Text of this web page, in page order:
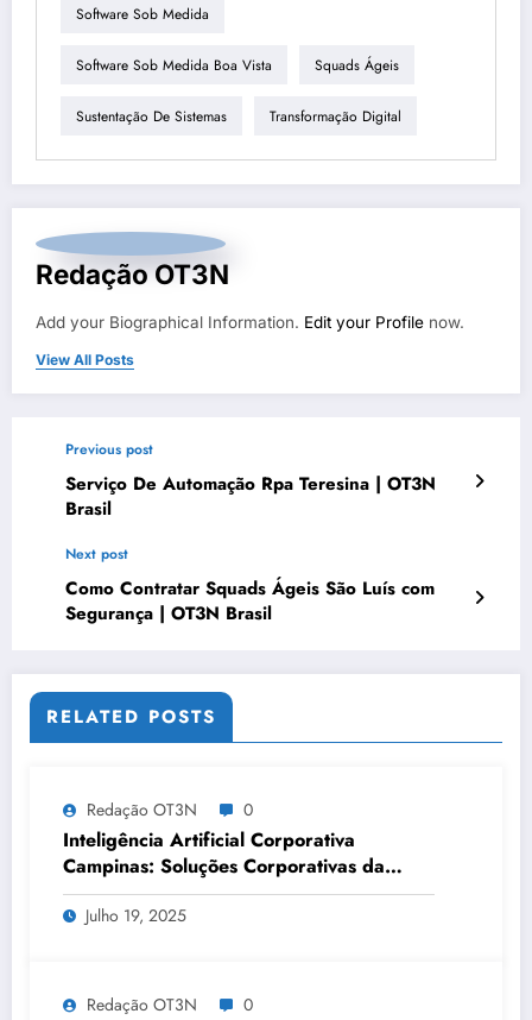
Software Sob Medida
Software Sob Medida Boa Vista Squads Ágeis
Sustentação De Sistemas Transformação Digital
Redação OT3N
Add your Biographical Information. Edit your Profile now.
View All Posts
Previous post
Serviço De Automação Rpa Teresina | OT3N
Brasil
Next post
Como Contratar Squads Ágeis São Luís com
Segurança | OT3N Brasil
RELATED POSTS
Redação OT3N 0
Inteligência Artificial Corporativa
Campinas: Soluções Corporativas da
OT3N Brasil – Guia 3083
Julho 19, 2025
Redação OT3N 0